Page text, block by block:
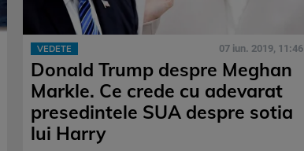
VEDETE 07 iun. 2019, 11:46
Donald Trump despre Meghan
Markle. Ce crede cu adevarat
presedintele SUA despre sotia
lui Harry